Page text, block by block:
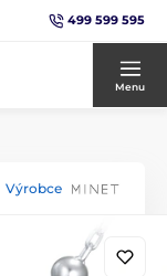
499 599 595
Menu
Výrobce